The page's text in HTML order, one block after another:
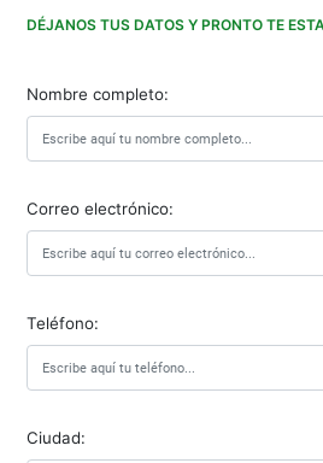
DÉJANOS TUS DATOS Y PRONTO TE
Nombre completo:
Correo electrónico:
Teléfono:
Ciudad: